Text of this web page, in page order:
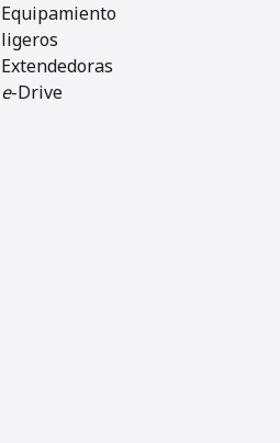
Equipamiento
ligeros
Extendedoras
e-Drive